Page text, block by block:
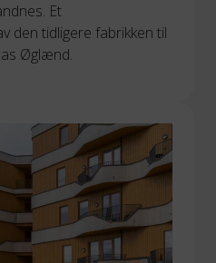
Et
den tidligere fabrikken til
Øglænd.